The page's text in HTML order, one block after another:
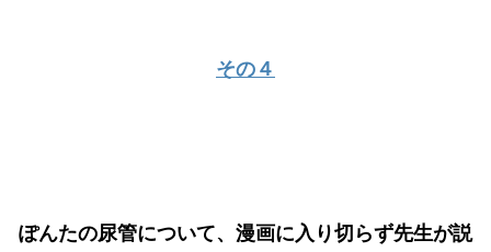
その４
ぽんたの尿管について、漫画に入り切らず先生が説